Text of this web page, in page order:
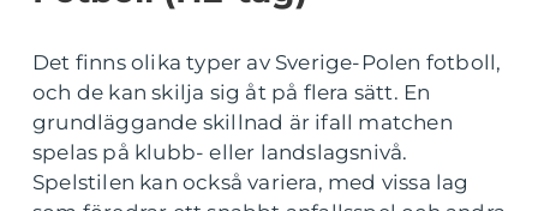
Det finns olika typer av Sverige-Polen fotboll,
och de kan skilja sig åt på flera sätt. En
grundläggande skillnad är ifall matchen
spelas på klubb- eller landslagsnivå.
Spelstilen kan också variera, med vissa lag